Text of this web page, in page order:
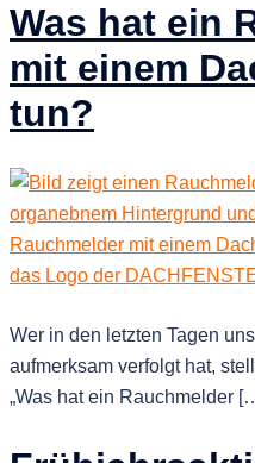
Was hat ein
mit einem
tun?
Wer in den letzten Tagen
aufmerksam verfolgt hat,
„Was hat ein Rauchmelder